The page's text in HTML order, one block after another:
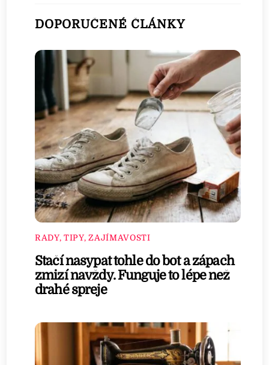
DOPORUČENÉ ČLÁNKY
RADY, TIPY, ZAJÍMAVOSTI
Stačí nasypat tohle do bot a zápach
zmizí navždy. Funguje to lépe než
drahé spreje